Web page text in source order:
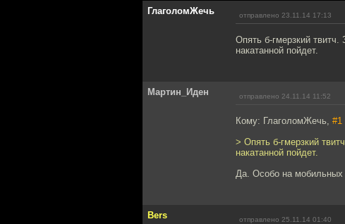
ГлаголомЖечь отправлено 23.11.14 17:13
Опять б-гмерзкий
накатанной пойдет.
Мартин_Иден отправлено 24.11.14 11:52
Кому: ГлаголомЖечь, #1
> Опять б-гмерзкий
накатанной пойдет.
Да. Особо на мобильных
Bers отправлено 25.11.14 01:40